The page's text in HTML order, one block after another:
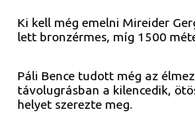
Ki kell még emelni Mireider
lett bronzérmes, míg 1500
Páli Bence tudott még az
távolugrásban a kilencedik,
helyet szerezte meg.